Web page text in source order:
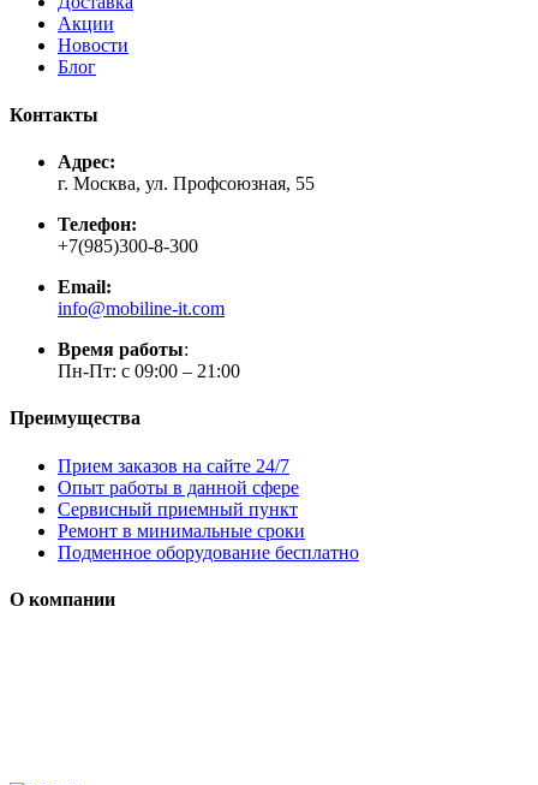
Акции
Новости
Блог
Контакты
Адрес:
г. Москва, ул. Профсоюзная, 55
Телефон:
+7(985)300-8-300
Email:
info@mobiline-it.com
Время работы:
Пн-Пт: с 09:00 – 21:00
Преимущества
Прием заказов на сайте 24/7
Опыт работы в данной сфере
Сервисный приемный пункт
Ремонт в минимальные сроки
Подменное оборудование бесплатно
О компании